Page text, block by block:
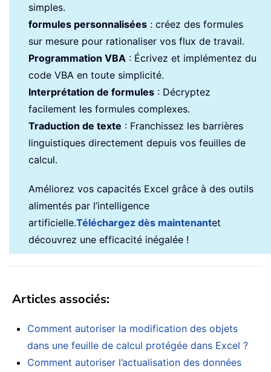
simples.
formules personnalisées : créez des formules
sur mesure pour rationaliser vos flux de travail.
Programmation VBA : Écrivez et implémentez du
code VBA en toute simplicité.
Interprétation de formules : Décryptez
facilement les formules complexes.
Traduction de texte : Franchissez les barrières
linguistiques directement depuis vos feuilles de
calcul.
Améliorez vos capacités Excel grâce à des outils
alimentés par l’intelligence
artificielle.Téléchargez dès maintenantet
découvrez une efficacité inégalée !
Articles associés:
Comment autoriser la modification des objets
dans une feuille de calcul protégée dans Excel ?
Comment autoriser l’actualisation des données